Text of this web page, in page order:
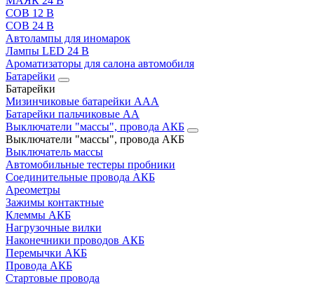
COB 12 В
COB 24 В
Автолампы для иномарок
Лампы LED 24 B
Ароматизаторы для салона автомобиля
Батарейки
Батарейки
Мизинчиковые батарейки AAA
Батарейки пальчиковые АА
Выключатели "массы", провода АКБ
Выключатели "массы", провода АКБ
Выключатель массы
Автомобильные тестеры пробники
Соединительные провода АКБ
Ареометры
Зажимы контактные
Клеммы АКБ
Нагрузочные вилки
Наконечники проводов АКБ
Перемычки АКБ
Провода АКБ
Стартовые провода